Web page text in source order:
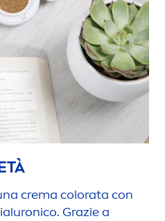
crema colorata con
Grazie a